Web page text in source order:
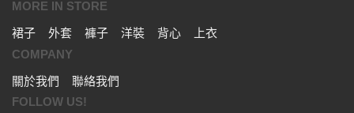
MORE IN STORE
裙子
外套 褲子 洋裝 背心
上衣
COMPANY
關於我們
聯絡我們
FOLLOW US!